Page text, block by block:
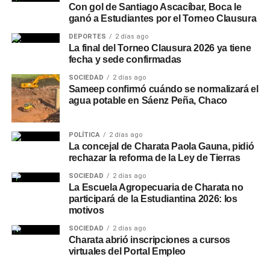
Con gol de Santiago Ascacíbar, Boca le
ganó a Estudiantes por el Torneo Clausura
DEPORTES 2 días ago
La final del Torneo Clausura 2026 ya tiene
fecha y sede confirmadas
SOCIEDAD 2 días ago
Sameep confirmó cuándo se normalizará el
agua potable en Sáenz Peña, Chaco
POLÍTICA 2 días ago
La concejal de Charata Paola Gauna, pidió
rechazar la reforma de la Ley de Tierras
SOCIEDAD 2 días ago
La Escuela Agropecuaria de Charata no
participará de la Estudiantina 2026: los
motivos
SOCIEDAD 2 días ago
Charata abrió inscripciones a cursos
virtuales del Portal Empleo